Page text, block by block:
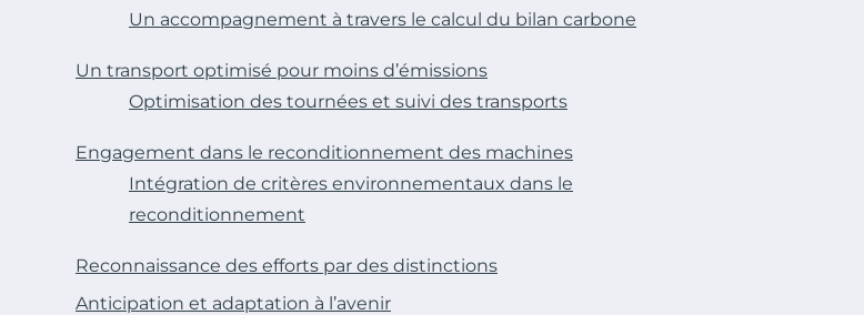
Un accompagnement à travers le calcul du bilan carbone
Un transport optimisé pour moins d’émissions
Optimisation des tournées et suivi des transports
Engagement dans le reconditionnement des machines
Intégration de critères environnementaux dans le
reconditionnement
Reconnaissance des efforts par des distinctions
Anticipation et adaptation à l’avenir